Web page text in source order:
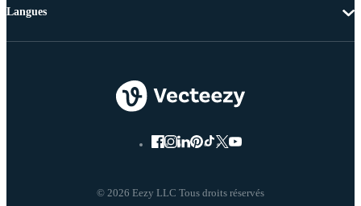
© 2026 Eezy LLC Tous droits réservés
Langues